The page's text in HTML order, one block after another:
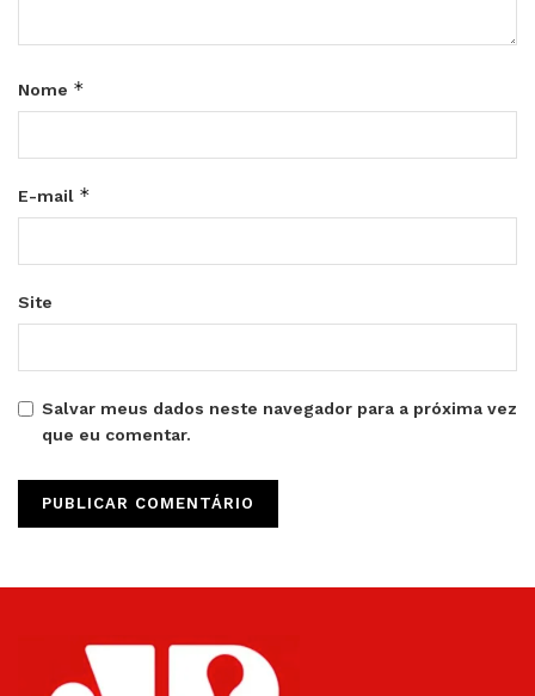
Nome *
E-mail *
Site
Salvar meus dados neste navegador para a próxima vez
que eu comentar.